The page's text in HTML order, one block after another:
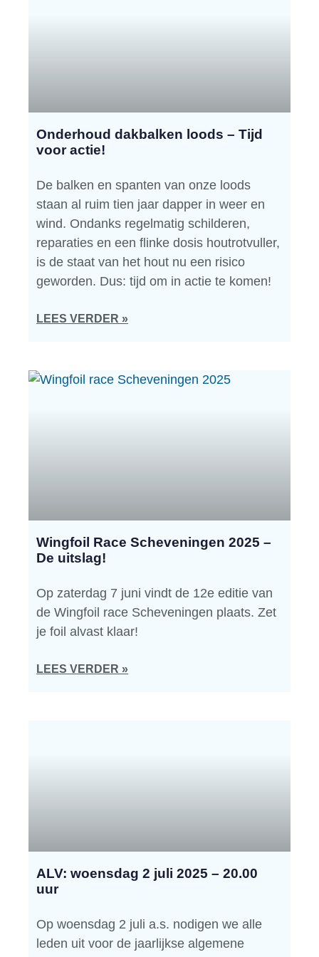
Onderhoud dakbalken loods – Tijd
voor actie!
De balken en spanten van onze loods
staan al ruim tien jaar dapper in weer en
wind. Ondanks regelmatig schilderen,
reparaties en een flinke dosis houtrotvuller,
is de staat van het hout nu een risico
geworden. Dus: tijd om in actie te komen!
LEES VERDER »
Wingfoil Race Scheveningen 2025 –
De uitslag!
Op zaterdag 7 juni vindt de 12e editie van
de Wingfoil race Scheveningen plaats. Zet
je foil alvast klaar!
LEES VERDER »
ALV: woensdag 2 juli 2025 – 20.00
uur
Op woensdag 2 juli a.s. nodigen we alle
leden uit voor de jaarlijkse algemene